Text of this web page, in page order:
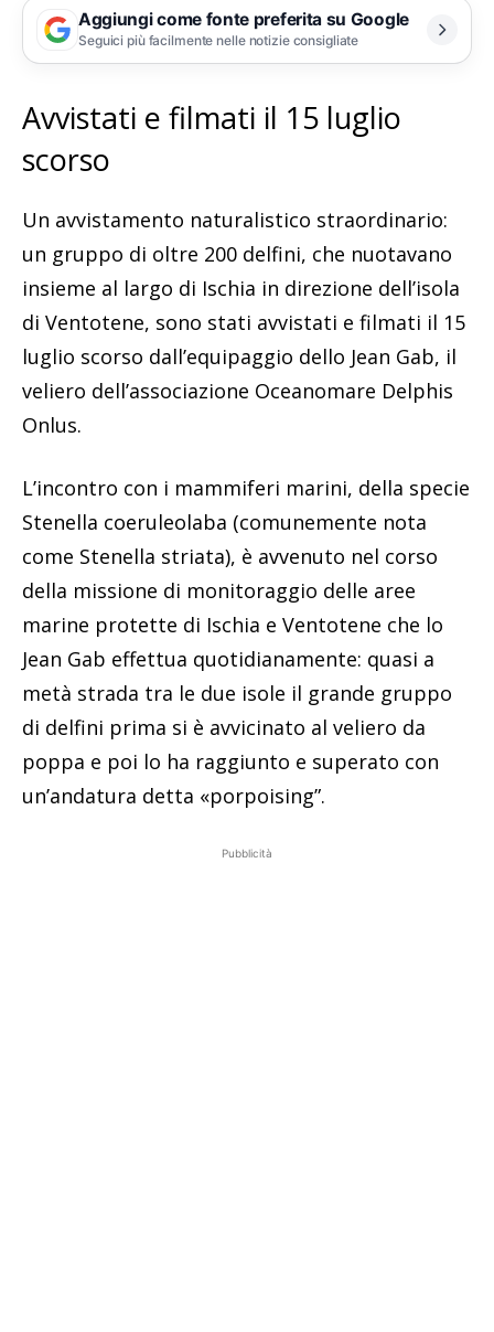
Aggiungi come fonte preferita su Google
Seguici più facilmente nelle notizie consigliate
Avvistati e filmati il 15 luglio
scorso
Un avvistamento naturalistico straordinario:
un gruppo di oltre 200 delfini, che nuotavano
insieme al largo di Ischia in direzione dell’isola
di Ventotene, sono stati avvistati e filmati il 15
luglio scorso dall’equipaggio dello Jean Gab, il
veliero dell’associazione Oceanomare Delphis
Onlus.
L’incontro con i mammiferi marini, della specie
Stenella coeruleolaba (comunemente nota
come Stenella striata), è avvenuto nel corso
della missione di monitoraggio delle aree
marine protette di Ischia e Ventotene che lo
Jean Gab effettua quotidianamente: quasi a
metà strada tra le due isole il grande gruppo
di delfini prima si è avvicinato al veliero da
poppa e poi lo ha raggiunto e superato con
un’andatura detta «porpoising”.
Pubblicità